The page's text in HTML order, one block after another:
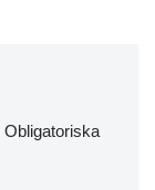
Obligatoriska